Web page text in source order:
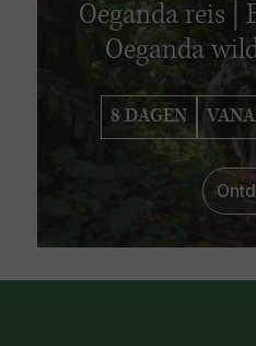
Oeganda reis |
Oeganda
8 DAGEN